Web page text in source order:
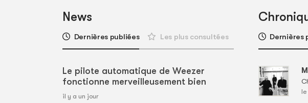
News
Dernières publiées Les plus consultées
Le pilote automatique de Weezer
fonctionne merveilleusement bien
il y a un jour
Dernières